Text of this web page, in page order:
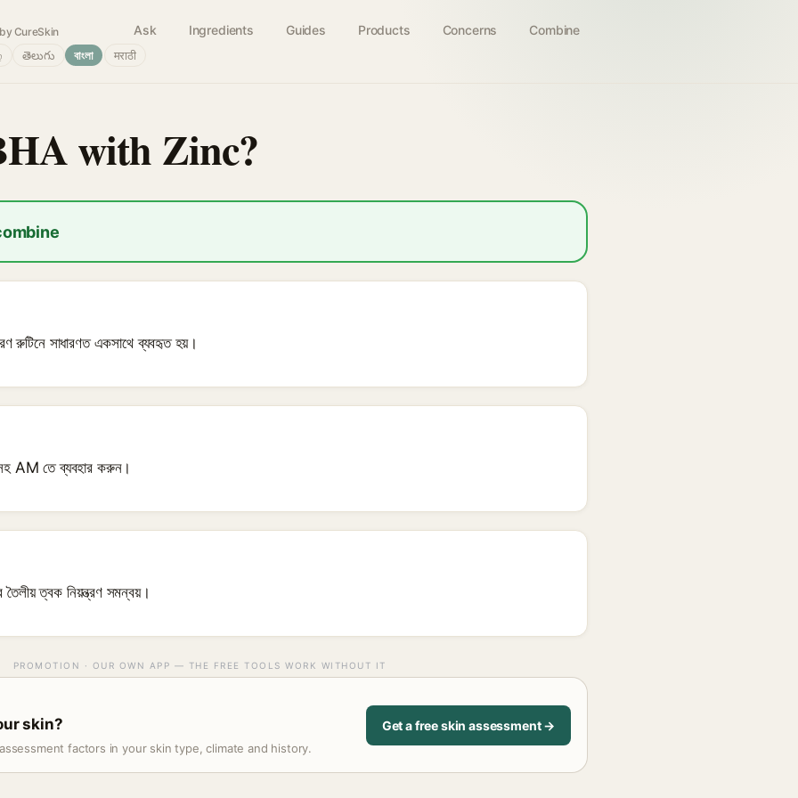
by CureSkin Ask Ingredients Guides Products Concerns Combine
తెలుగు বাংলা मराठी
with Zinc?
রুটিনে সাধারণত একসাথে ব্যবহৃত হয়।
AM তে ব্যবহার করুন।
ত্বক নিয়ন্ত্রণ সমন্বয়।
PROMOTION · OUR OWN APP — THE FREE TOOLS WORK WITHOUT IT
skin?
factors in your skin type, climate and history.
Get a free skin assessment →